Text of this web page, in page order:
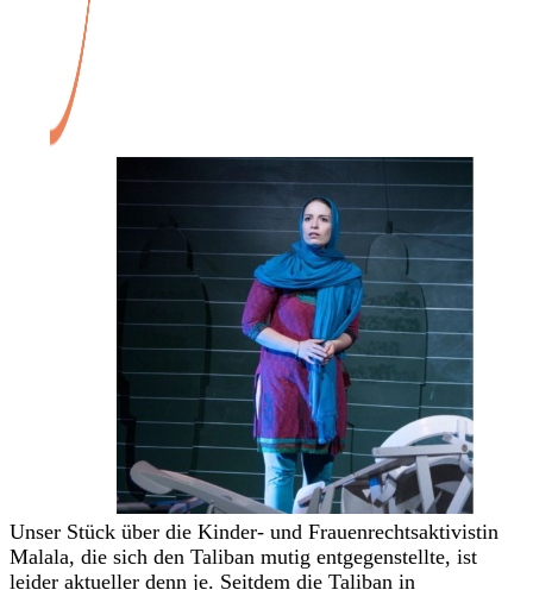
Unser Stück über die Kinder- und Frauenrechtsaktivistin
Malala, die sich den Taliban mutig entgegenstellte, ist
leider aktueller denn je. Seitdem die Taliban in